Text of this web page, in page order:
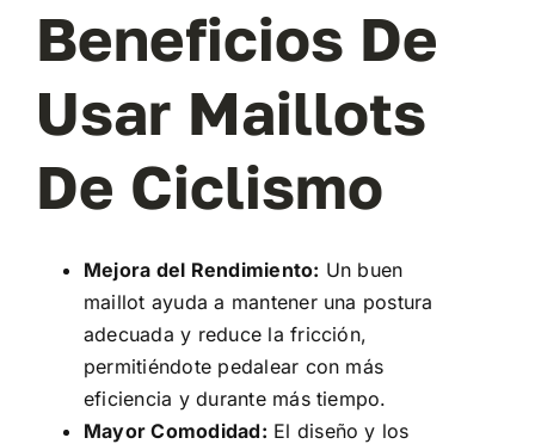
Beneficios De
Usar Maillots
De Ciclismo
Mejora del Rendimiento: Un buen
maillot ayuda a mantener una postura
adecuada y reduce la fricción,
permitiéndote pedalear con más
eficiencia y durante más tiempo.
Mayor Comodidad: El diseño y los